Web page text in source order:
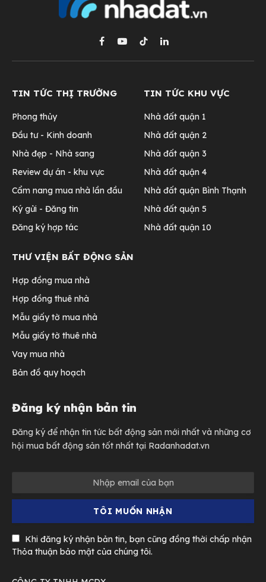
Facebook
YouTubeTikTokLinkedIn
TIN TỨC THỊ TRƯỜNG
Phong thủy
Đầu tư - Kinh doanh
Nhà đẹp - Nhà sang
Review dự án - khu vực
Cẩm nang mua nhà lần đầu
Ký gửi - Đăng tin
Đăng ký hợp tác
TIN TỨC KHU VỰC
Nhà đất quận 1
Nhà đất quận 2
Nhà đất quận 3
Nhà đất quận 4
Nhà đất quận Bình Thạnh
Nhà đất quận 5
Nhà đất quận 10
THƯ VIỆN BẤT ĐỘNG SẢN
Hợp đồng mua nhà
Hợp đồng thuê nhà
Mẫu giấy tờ mua nhà
Mẫu giấy tờ thuê nhà
Vay mua nhà
Bản đồ quy hoạch
Đăng ký nhận bản tin
Đăng ký để nhận tin tức bất động sản mới nhất và những cơ
hội mua bất động sản tốt nhất tại Radanhadat.vn
Khi đăng ký nhận bản tin, bạn cũng đồng thời chấp nhận
Thỏa thuận bảo mật của chúng tôi.